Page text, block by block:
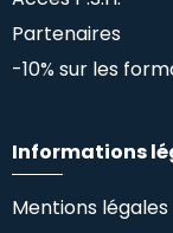
Partenaires
-10% sur les
Informations
Mentions légales